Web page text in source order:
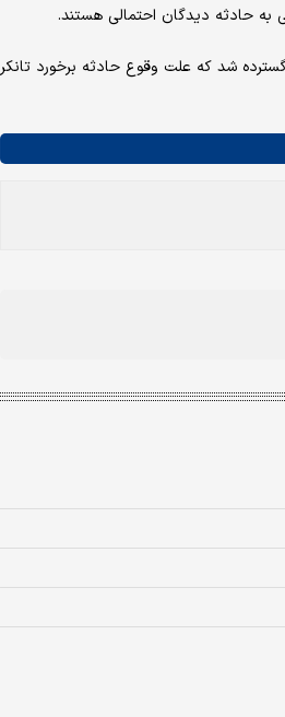
به حادثه دیدگان احتمالی هستند.
شد که علت وقوع حادثه برخورد تانکر